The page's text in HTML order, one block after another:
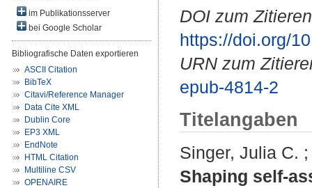
im Publikationsserver
bei Google Scholar
Bibliografische Daten exportieren
ASCII Citation
BibTeX
Citavi/Reference Manager
Data Cite XML
Dublin Core
EP3 XML
EndNote
HTML Citation
Multiline CSV
OPENAIRE
DOI zum
https://doi.org/
URN zum
epub-4814-2
Titelangaben
Singer, Julia C.
Shaping self-